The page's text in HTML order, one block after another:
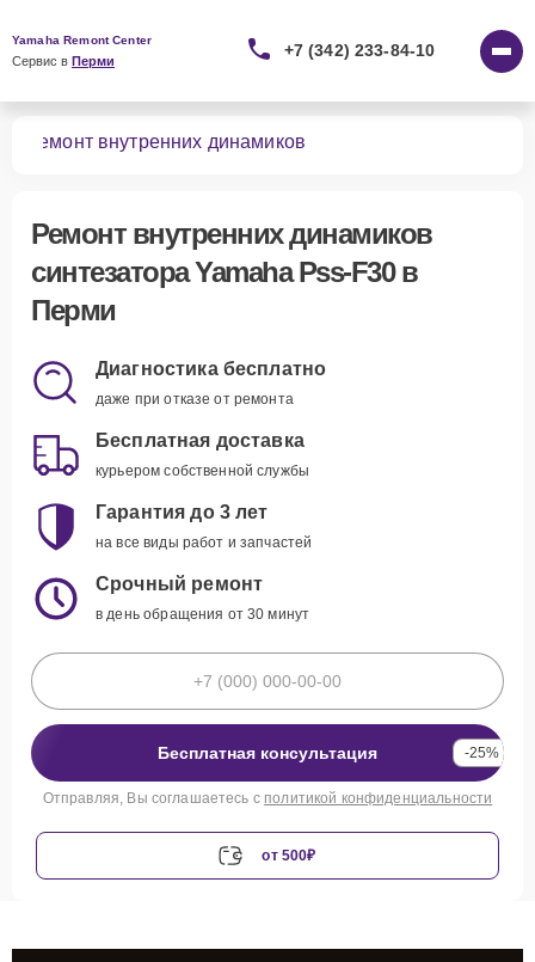
Yamaha Remont Center
Сервис в Перми
+7 (342) 233-84-10
Ремонт внутренних динамиков
Ремонт внутренних динамиков
синтезатора Yamaha Pss-F30 в
Перми
Диагностика бесплатно
даже при отказе от ремонта
Бесплатная доставка
курьером собственной службы
Гарантия до 3 лет
на все виды работ и запчастей
Срочный ремонт
в день обращения от 30 минут
Бесплатная консультация -25%
Отправляя, Вы соглашаетесь с политикой конфиденциальности
от 500₽